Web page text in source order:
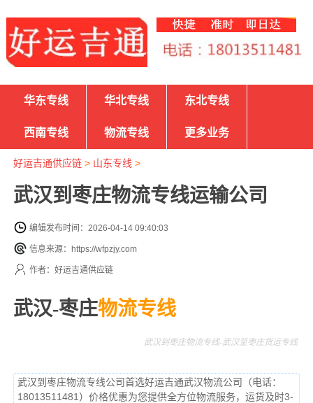
华东专线 华北专线 东北专线
西南专线 物流专线 更多业务
好运吉通供应链> 山东专线 >
武汉到枣庄物流专线运输公司
编辑发布时间：2026-04-14 09:40:03
信息来源：https://wfpzjy.com
作者：好运吉通供应链
武汉-枣庄物流专线
武汉到枣庄物流专线-武汉至枣庄货运专线
武汉到枣庄物流专线公司首选好运吉通武汉物流公司（电话：
18013511481）价格优惠为您提供全方位物流服务，运货及时3-